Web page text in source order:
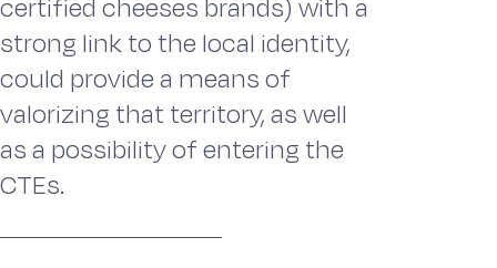
certified cheeses brands) with a
strong link to the local identity,
could provide a means of
valorizing that territory, as well
as a possibility of entering the
CTEs.